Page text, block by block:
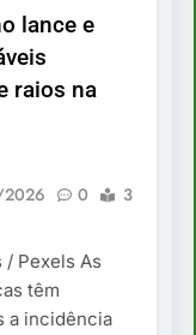
lance e
raios na
0
3
/ Pexels As
têm
a incidência